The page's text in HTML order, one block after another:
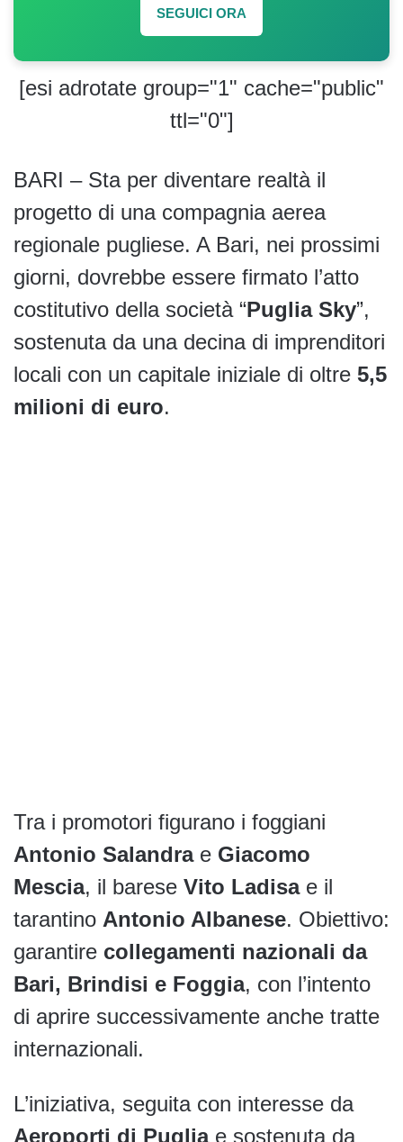
SEGUICI ORA
[esi adrotate group="1" cache="public"
ttl="0"]
BARI – Sta per diventare realtà il
progetto di una compagnia aerea
regionale pugliese. A Bari, nei prossimi
giorni, dovrebbe essere firmato l’atto
costitutivo della società “Puglia Sky”,
sostenuta da una decina di imprenditori
locali con un capitale iniziale di oltre 5,5
milioni di euro.
Tra i promotori figurano i foggiani
Antonio Salandrae Giacomo
Mescia, il barese Vito Ladisae il
tarantino Antonio Albanese. Obiettivo:
garantire collegamenti nazionali da
Bari, Brindisi e Foggia, con l’intento
di aprire successivamente anche tratte
internazionali.
L’iniziativa, seguita con interesse da
Aeroporti di Puglia e sostenuta da